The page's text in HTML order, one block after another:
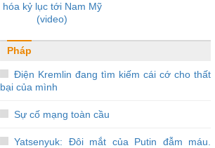
hóa kỷ lục tới Nam Mỹ
(video)
Pháp
Điện Kremlin đang tìm kiếm cái cớ cho thất
bại của mình
Sự cố mạng toàn cầu
Yatsenyuk: Đôi mắt của Putin đẫm máu.